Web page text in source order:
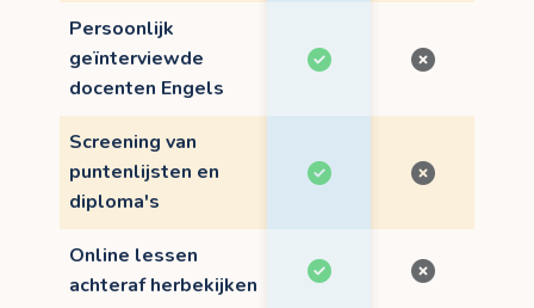
Persoonlijk
geïnterviewde
docenten Engels
Screening van
puntenlijsten en
diploma's
Online lessen
achteraf herbekijken